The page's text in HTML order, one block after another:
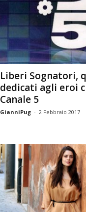
n
e
Liberi Sognatori,
dedicati agli eroi
Canale 5
GianniPug - 2 Febbraio 2017